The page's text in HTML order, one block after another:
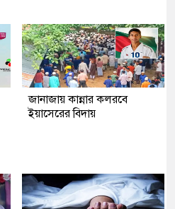
জানাজায় কান্নার কলরবে
ইয়াসেরের বিদায়